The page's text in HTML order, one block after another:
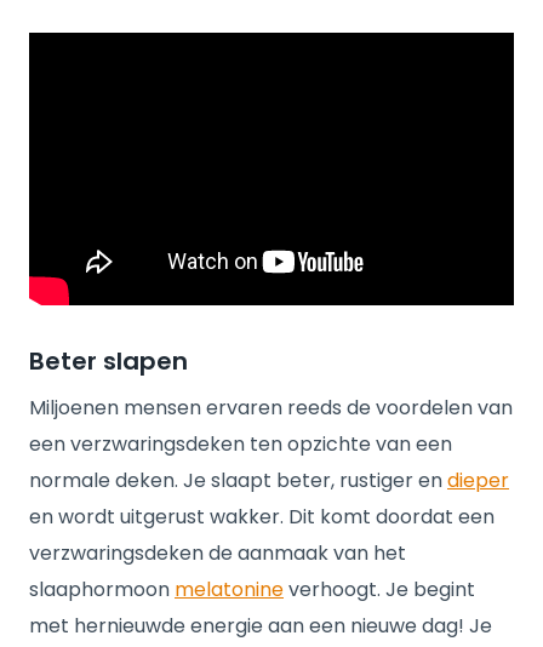
Beter slapen
Miljoenen mensen ervaren reeds de voordelen van
een verzwaringsdeken ten opzichte van een
normale deken. Je slaapt beter, rustiger endieper
en wordt uitgerust wakker. Dit komt doordat een
verzwaringsdeken de aanmaak van het
slaaphormoon melatonineverhoogt. Je begint
met hernieuwde energie aan een nieuwe dag! Je